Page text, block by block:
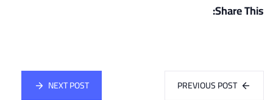
Share This:
PREVIOUS POST
NEXT POST